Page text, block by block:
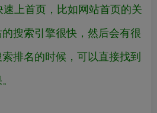
上首页，比如网站首页的关
搜索引擎很快，然后会有很
排名的时候，可以直接找到